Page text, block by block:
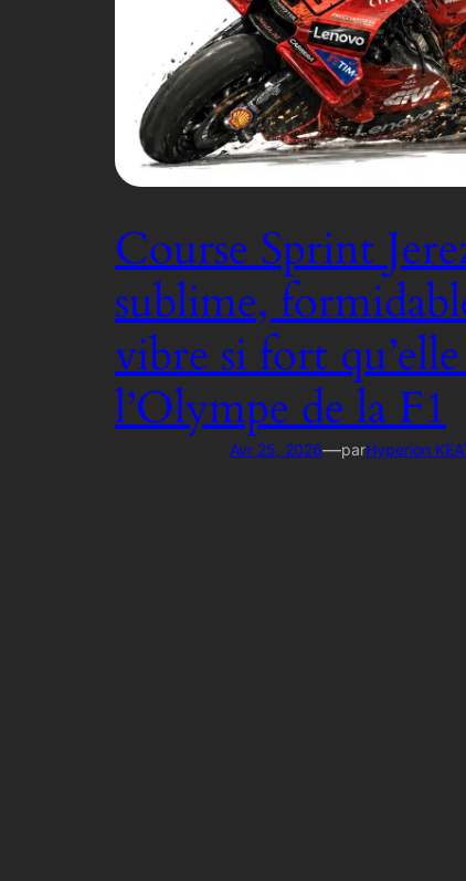
Course Sprint
sublime,
vibre si fort
l’Olympe de la F1
Avr 25, 2026—parHyperion